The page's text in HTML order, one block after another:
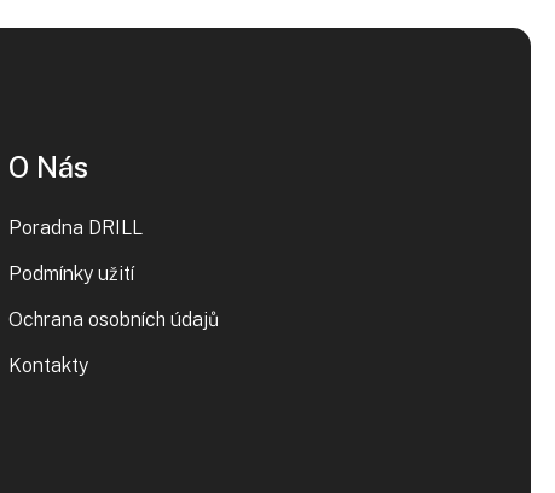
O Nás
Poradna DRILL
Podmínky užití
Ochrana osobních údajů
Kontakty